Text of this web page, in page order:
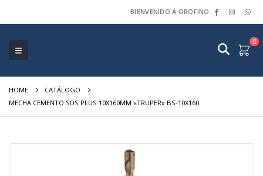
BIENVENIDO A OROFINO
0
HOME
CATÁLOGO
MECHA CEMENTO SDS PLUS 10X160MM «TRUPER» BS-10X160